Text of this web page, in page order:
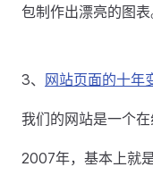
包制作出漂亮的图表
3、 网站页面的十年
我们的网站是一个在
2007年，基本上就